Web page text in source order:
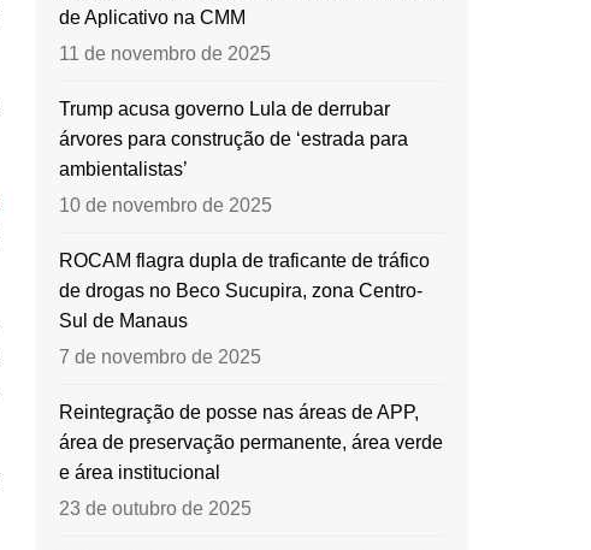
de Aplicativo na CMM
11 de novembro de 2025
Trump acusa governo Lula de derrubar
árvores para construção de ‘estrada para
ambientalistas’
10 de novembro de 2025
ROCAM flagra dupla de traficante de tráfico
de drogas no Beco Sucupira, zona Centro-
Sul de Manaus
7 de novembro de 2025
Reintegração de posse nas áreas de APP,
área de preservação permanente, área verde
e área institucional
23 de outubro de 2025